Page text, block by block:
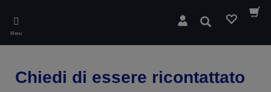
main
content
Menu
Cerca
Chiedi di essere ricontattato